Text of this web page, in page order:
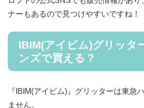
ナーもあるので見つけやすいですね！
IBIM(アイビム)グリッタ
ンズで買える？
『IBIM(アイビム)』グリッターは東急
ません。